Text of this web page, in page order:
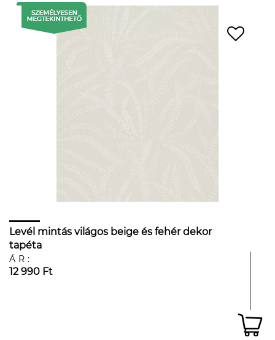
Levél mintás világos beige és fehér dekor
tapéta
ÁR:
12 990 Ft